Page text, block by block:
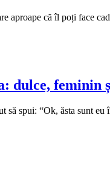
aproape că îl poți face
dulce, feminin
să spui: “Ok, ăsta sunt